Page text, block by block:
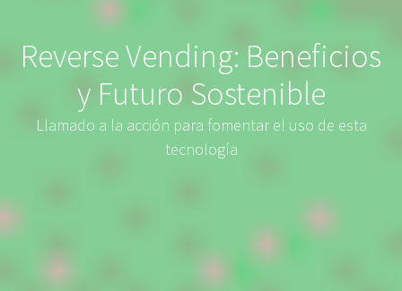
Reverse Vending: Beneficios
y Futuro Sostenible
Llamado a la acción para fomentar el uso de esta
tecnología